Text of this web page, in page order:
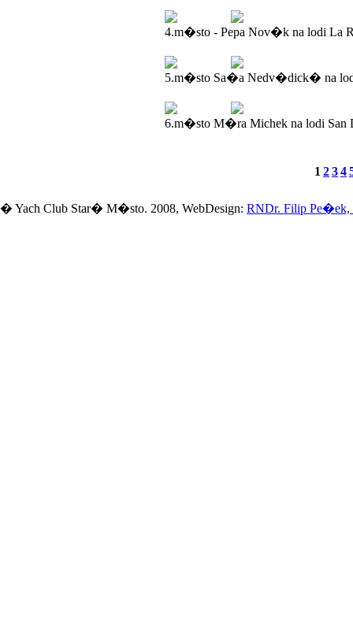
4.m�sto - Pepa Nov�k na lodi La
5.m�sto Sa�a Nedv�dick� na
6.m�sto M�ra Michek na lodi San
1 234
� Yach Club Star� M�sto. 2008, WebDesign: RNDr. Filip Pe�ek,